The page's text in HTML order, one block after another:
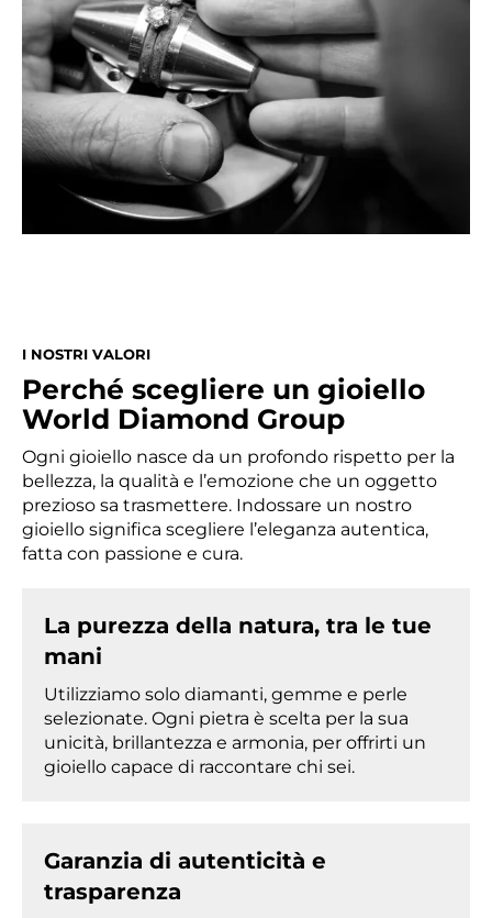
I NOSTRI VALORI
Perché scegliere un gioiello
World Diamond Group
Ogni gioiello nasce da un profondo rispetto per la
bellezza, la qualità e l’emozione che un oggetto
prezioso sa trasmettere. Indossare un nostro
gioiello significa scegliere l’eleganza autentica,
fatta con passione e cura.
La purezza della natura, tra le tue
mani
Utilizziamo solo diamanti, gemme e perle
selezionate. Ogni pietra è scelta per la sua
unicità, brillantezza e armonia, per offrirti un
gioiello capace di raccontare chi sei.
Garanzia di autenticità e
trasparenza